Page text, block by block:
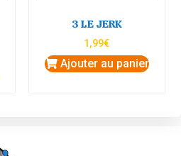
3 LE JERK
1,99€
Ajouter au panier